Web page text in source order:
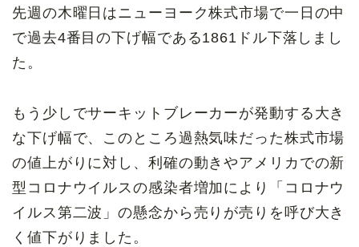
先週の木曜日はニューヨーク株式市場で一日の中
で過去4番目の下げ幅である1861ドル下落しまし
た。
もう少しでサーキットブレーカーが発動する大き
な下げ幅で、このところ過熱気味だった株式市場
の値上がりに対し、利確の動きやアメリカでの新
型コロナウイルスの感染者増加により「コロナウ
イルス第二波」の懸念から売りが売りを呼び大き
く値下がりました。